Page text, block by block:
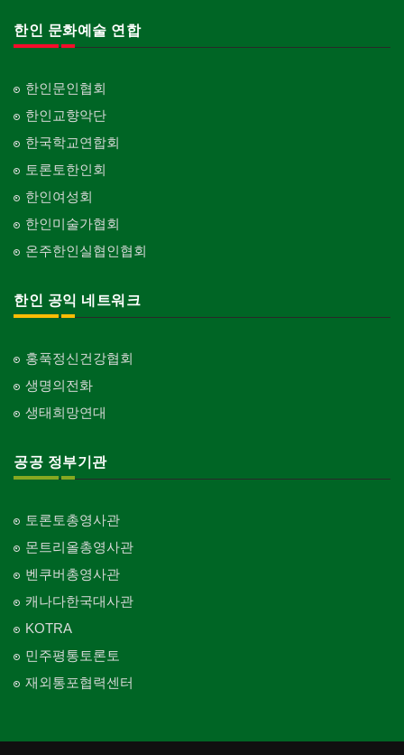
한인 문화예술 연합
한인문인협회
한인교향악단
한국학교연합회
토론토한인회
한인여성회
한인미술가협회
온주한인실협인협회
한인 공익 네트워크
홍푹정신건강협회
생명의전화
생태희망연대
공공 정부기관
토론토총영사관
몬트리올총영사관
벤쿠버총영사관
캐나다한국대사관
KOTRA
민주평통토론토
재외통포협력센터